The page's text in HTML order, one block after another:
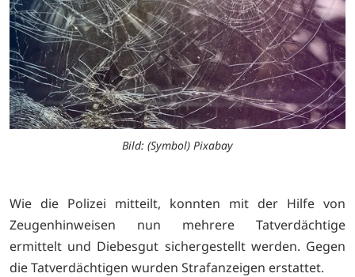
Bild: (Symbol) Pixabay
Wie die Polizei mitteilt, konnten mit der Hilfe von
Zeugenhinweisen nun mehrere Tatverdächtige
ermittelt und Diebesgut sichergestellt werden. Gegen
die Tatverdächtigen wurden Strafanzeigen erstattet.